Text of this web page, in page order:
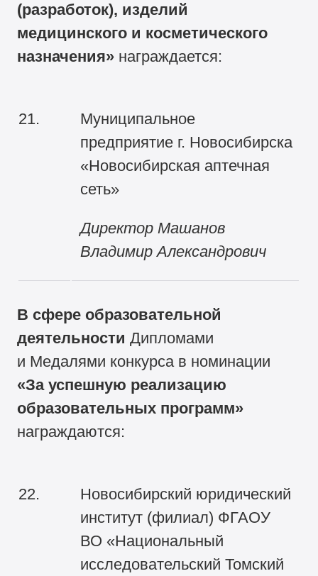
(разработок), изделий
медицинского и косметического
назначения» награждается:
21.
Муниципальное
предприятие г. Новосибирска
«Новосибирская аптечная
сеть»
Директор Машанов
Владимир Александрович
В сфере образовательной
деятельности Дипломами
и Медалями конкурса в номинации
«За успешную реализацию
образовательных программ»
награждаются:
22.
Новосибирский юридический
институт (филиал) ФГАОУ
ВО «Национальный
исследовательский Томский